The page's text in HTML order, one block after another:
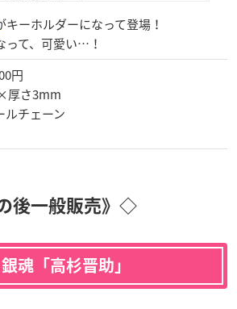
キーホルダーになって登場！
って、可愛い…！
円
厚さ3mm
ルチェーン
後一般販売》◇
魂「高杉晋助」